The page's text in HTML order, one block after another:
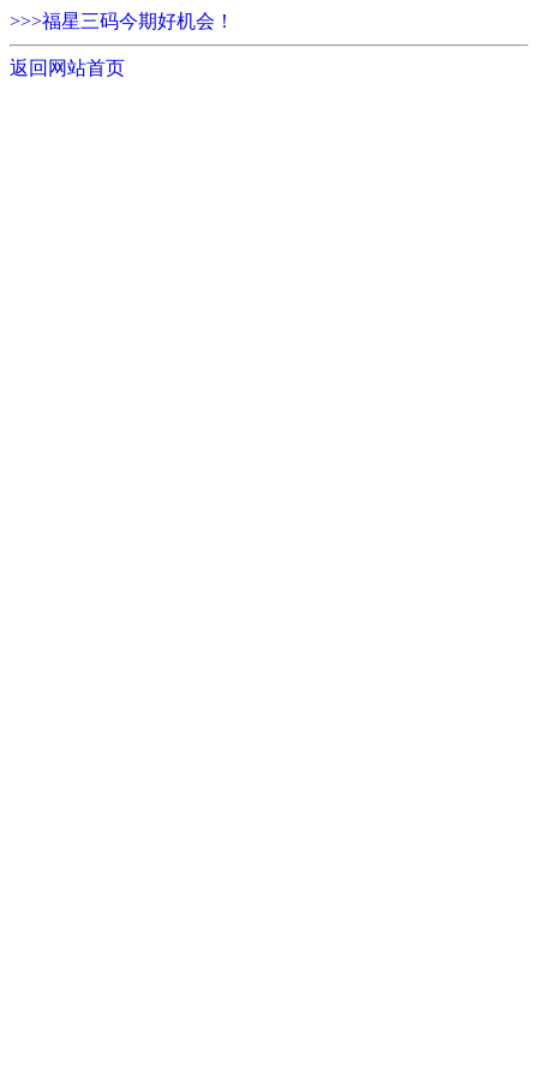
>>>福星三码今期好机会！
返回网站首页